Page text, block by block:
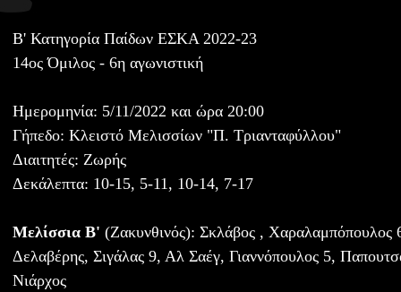
Β' Κατηγορία Παίδων ΕΣΚΑ 2022-23
14ος Όμιλος - 6η αγωνιστική
Ημερομηνία: 5/11/2022 και ώρα 20:00
Γήπεδο: Κλειστό Μελισσίων "Π. Τριανταφύλλου"
Διαιτητές: Ζωρής
Δεκάλεπτα: 10-15, 5-11, 10-14, 7-17
Μελίσσια Β' (Ζακυνθινός): Σκλάβος , Χαραλαμπόπουλος
Δελαβέρης, Σιγάλας 9, Αλ Σαέγ, Γιαννόπουλος 5,
Νιάρχος